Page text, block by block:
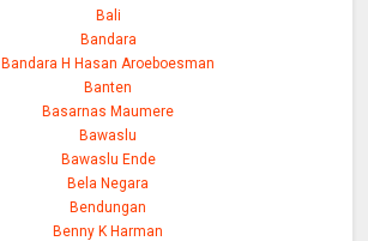
Bali
Bandara
Bandara H Hasan Aroeboesman
Banten
Basarnas Maumere
Bawaslu
Bawaslu Ende
Bela Negara
Bendungan
Benny K Harman